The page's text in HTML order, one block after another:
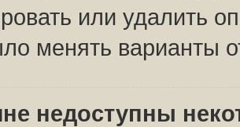
или удалить
менять варианты
недоступны